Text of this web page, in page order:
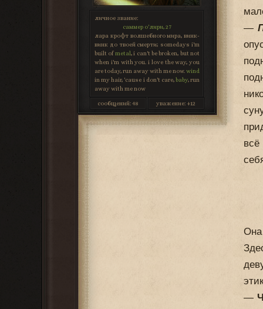
личное звание:
саммер о'лири, 27
лара крофт волшебного мира, винк-
винк до твоей смерти; somedays i'm
built ofmetal, i can't be broken, but not
when i'm with you. i love the way, you
are today, run away with me now. wind
in my hair, 'cause i don't care,baby, run
away with me now
сообщений:48 уважение: +12
—
—